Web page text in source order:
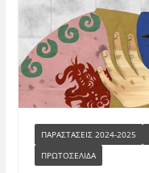
ΠΑΡΑΣΤΆΣΕΙΣ 2024-2025
ΠΡΩΤΟΣΕΛΙΔΑ